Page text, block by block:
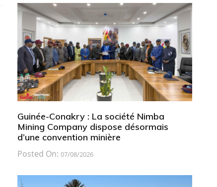
Guinée-Conakry : La société Nimba
Mining Company dispose désormais
d’une convention minière
Posted On: 07/08/2026